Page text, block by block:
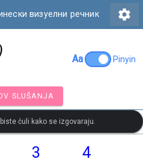
визуелни речник settings
Aa Pinyin
SLUŠANJA
čuli kako se izgovaraju.
3
4